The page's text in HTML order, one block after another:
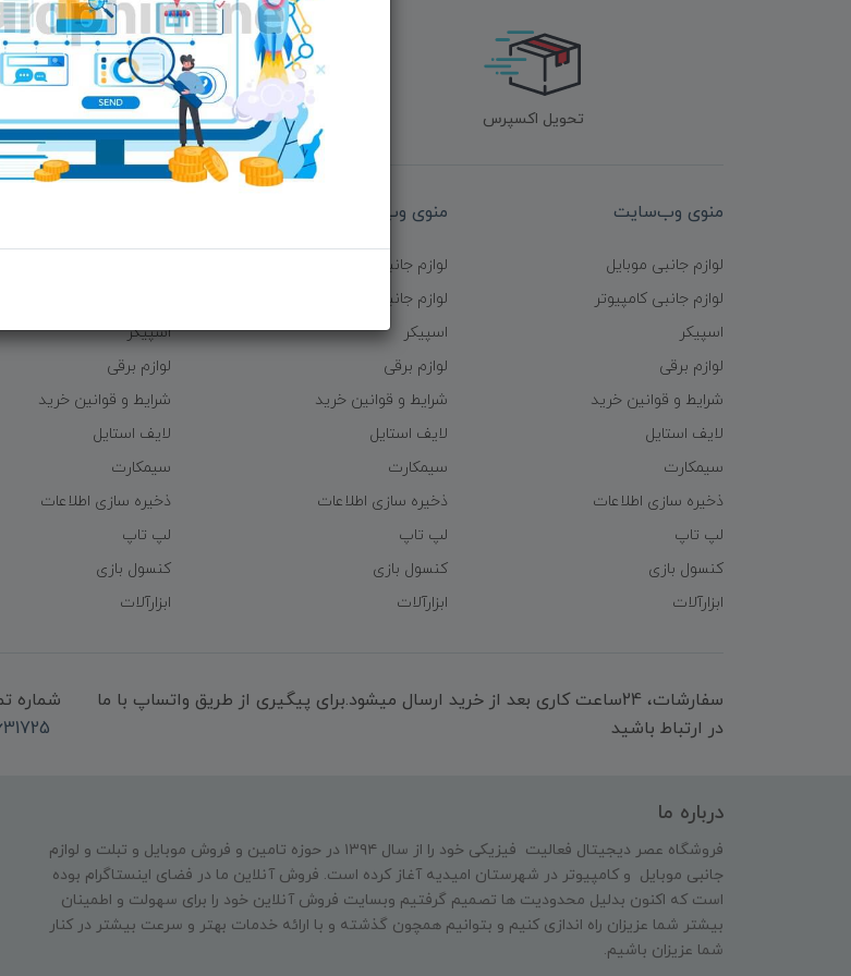
تحویل اکسپرس ضمانت اصل‌بودن کالا
منوی وب‌سایت
لوازم جانبی موبایل
لوازم جانبی کامپیوتر
اسپیکر
لوازم برقی
شرایط و قوانین خرید
لایف استایل
سیمکارت
ذخیره سازی اطلاعات
لپ تاپ
کنسول بازی
ابزارآلات
منوی وب‌سایت
لوازم جانبی موبایل
لوازم جانبی کامپیوتر
اسپیکر
لوازم برقی
شرایط و قوانین خرید
لایف استایل
سیمکارت
ذخیره سازی اطلاعات
لپ تاپ
کنسول بازی
ابزارآلات
اسپیکر
لوازم برقی
شرایط و قوانین خرید
لایف استایل
سیمکارت
ذخیره سازی اطلاعات
لپ تاپ
کنسول بازی
ابزارآلات
سفارشات، 24ساعت کاری بعد از خرید ارسال میشود.برای پیگیری از طریق واتساپ با ما
در ارتباط باشید
شماره
06152631725-
درباره ما
فروشگاه عصر دیجیتال فعالیت فیزیکی خود را از سال ۱۳۹۴ در حوزه تامین و‌ فروش موبایل و تبلت و لوازم
جانبی موبایل و کامپیوتر در شهرستان امیدیه آغاز کرده است. فروش آنلاین ما در فضای اینستاگرام بوده
است که اکنون بدلیل محدودیت ها تصمیم گرفتیم وبسایت فروش آنلاین خود را برای سهولت و اطمینان
بیشتر شما عزیزان راه اندازی کنیم و بتوانیم همچون گذشته و با ارائه خدمات بهتر و سرعت بیشتر در کنار
شما عزیزان باشیم.